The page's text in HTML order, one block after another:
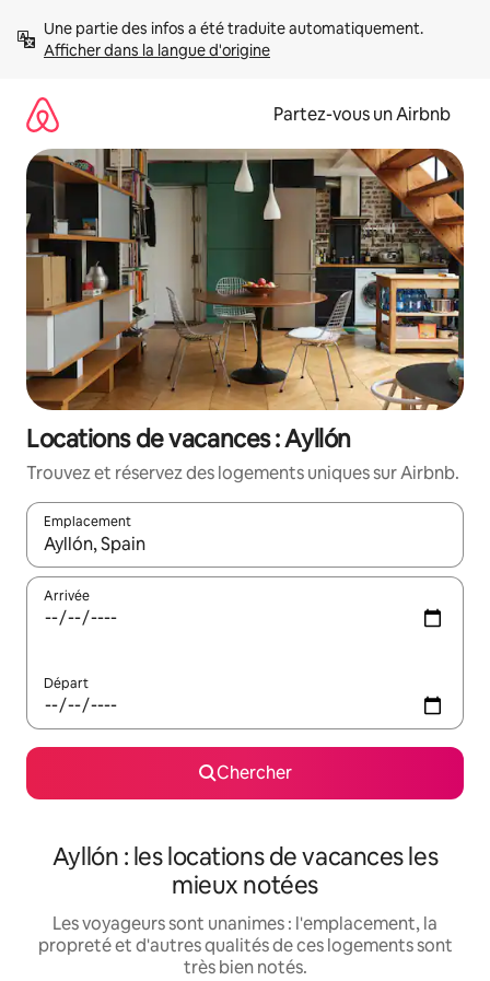
directement
Afficher dans la langue d'origine
Partez-vous un Airbnb
Locations de vacances : Ayllón
Trouvez et réservez des logements uniques sur Airbnb.
Emplacement
Quand les résultats sont affichés, parcourez-les en utilisant
Arrivée
Départ
Chercher
Ayllón : les locations de vacances les
mieux notées
Les voyageurs sont unanimes : l'emplacement, la
propreté et d'autres qualités de ces logements sont
très bien notés.